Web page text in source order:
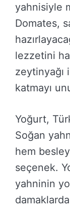
yahnisiyle
Domates,
lezzetini
zeytinyağı
katmayı
Yoğurt,
Soğan
hem
seçenek.
yahninin